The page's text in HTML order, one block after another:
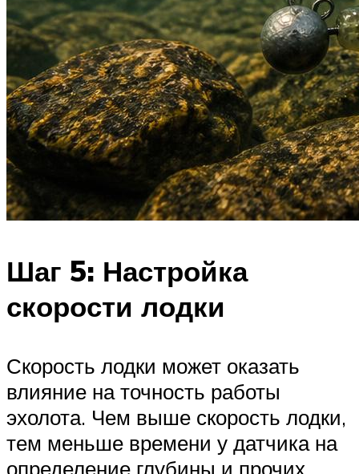
Шаг 5: Настройка
скорости лодки
Скорость лодки может оказать
влияние на точность работы
эхолота. Чем выше скорость лодки,
тем меньше времени у датчика на
определение глубины и прочих